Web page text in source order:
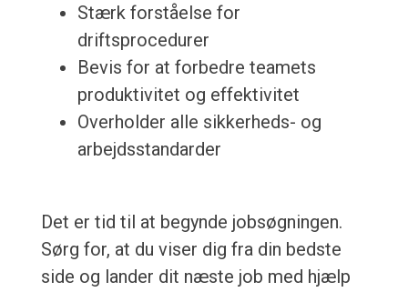
Stærk forståelse for
driftsprocedurer
Bevis for at forbedre teamets
produktivitet og effektivitet
Overholder alle sikkerheds- og
arbejdsstandarder
Det er tid til at begynde jobsøgningen.
Sørg for, at du viser dig fra din bedste
side og lander dit næste job med hjælp